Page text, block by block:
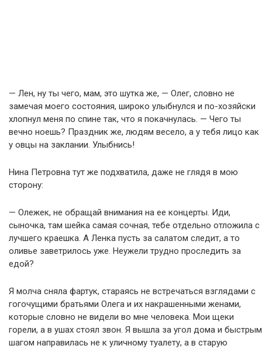
— Лен, ну ты чего, мам, это шутка же, — Олег, словно не
замечая моего состояния, широко улыбнулся и по-хозяйски
хлопнул меня по спине так, что я покачнулась. — Чего ты
вечно ноешь? Праздник же, людям весело, а у тебя лицо как
у овцы на заклании. Улыбнись!
Нина Петровна тут же подхватила, даже не глядя в мою
сторону:
— Олежек, не обращай внимания на ее концерты. Иди,
сыночка, там шейка самая сочная, тебе отдельно отложила с
лучшего краешка. А Ленка пусть за салатом следит, а то
оливье заветрилось уже. Неужели трудно проследить за
едой?
Я молча сняла фартук, стараясь не встречаться взглядами с
гогочущими братьями Олега и их накрашенными женами,
которые словно не видели во мне человека. Мои щеки
горели, а в ушах стоял звон. Я вышла за угол дома и быстрым
шагом направилась не к уличному туалету, а в старую